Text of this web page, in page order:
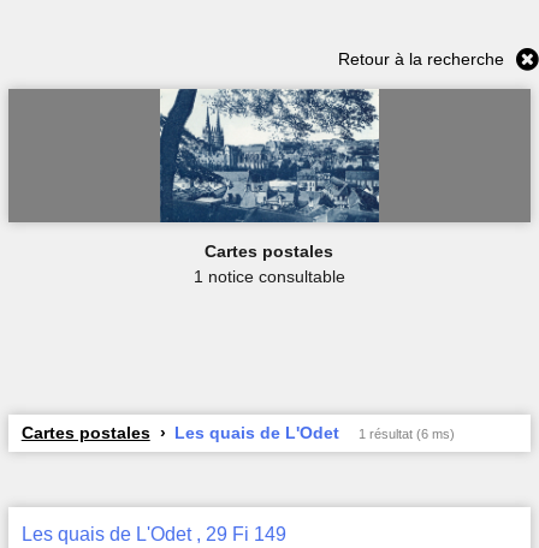
Retour à la recherche
Cartes postales
1 notice consultable
Cartes postales Les quais de L'Odet 1 résultat (6 ms)
Les quais de L'Odet , 29 Fi 149